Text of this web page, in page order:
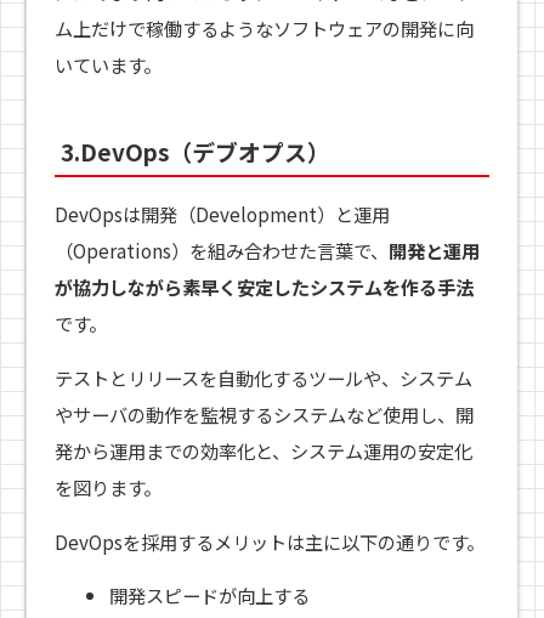
ム上だけで稼働するようなソフトウェアの開発に向
いています。
3.DevOps（デブオプス）
DevOpsは開発（Development）と運用
（Operations）を組み合わせた言葉で、 開発と運用
が協力しながら素早く安定したシステムを作る手法
です。
テストとリリースを自動化するツールや、システム
やサーバの動作を監視するシステムなど使用し、開
発から運用までの効率化と、システム運用の安定化
を図ります。
DevOpsを採用するメリットは主に以下の通りです。
開発スピードが向上する